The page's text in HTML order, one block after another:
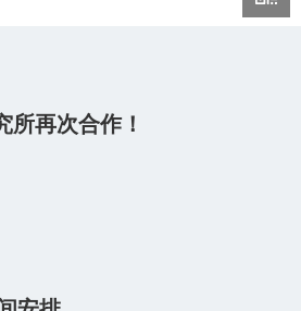
所再次合作！